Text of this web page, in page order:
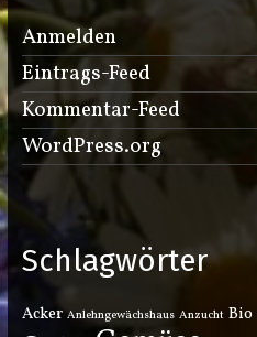
Anmelden
Eintrags-Feed
Kommentar-Feed
WordPress.org
Schlagwörter
Acker Anlehngewächshaus Anzucht Bio